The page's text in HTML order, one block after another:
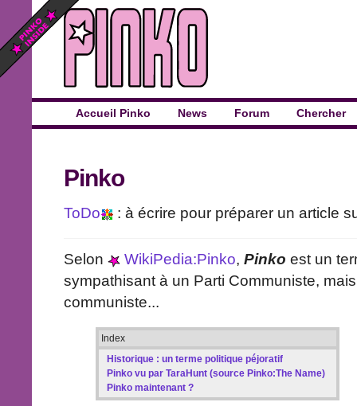
Accueil Pinko News Forum Chercher
Pinko
ToDo : à écrire pour préparer un article
Selon WikiPedia:Pinko, Pinko est un
sympathisant à un Parti Communiste,
communiste...
Index
Historique : un terme politique péjoratif
Pinko vu par TaraHunt (source Pinko:The Name)
Pinko maintenant ?